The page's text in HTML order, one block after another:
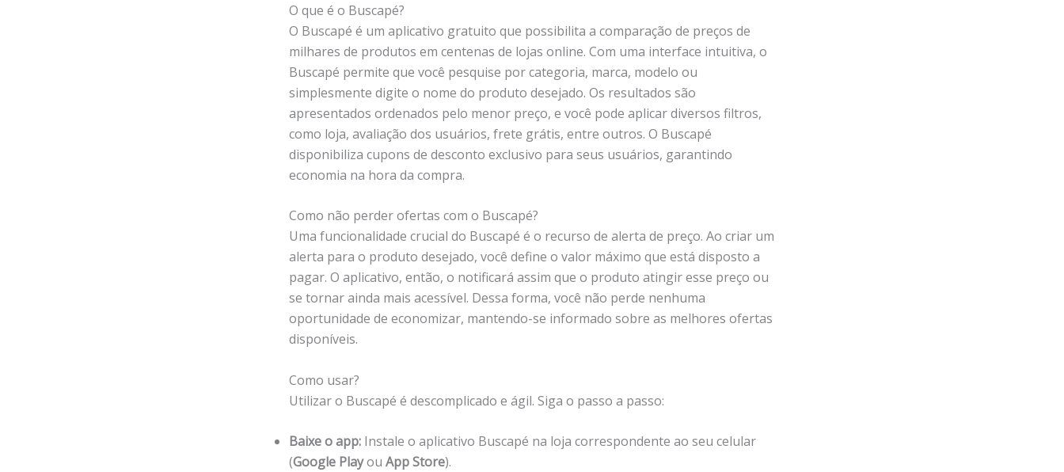
O que é o Buscapé?
O Buscapé é um aplicativo gratuito que possibilita a comparação de preços de
milhares de produtos em centenas de lojas online. Com uma interface intuitiva, o
Buscapé permite que você pesquise por categoria, marca, modelo ou
simplesmente digite o nome do produto desejado. Os resultados são
apresentados ordenados pelo menor preço, e você pode aplicar diversos filtros,
como loja, avaliação dos usuários, frete grátis, entre outros. O Buscapé
disponibiliza cupons de desconto exclusivo para seus usuários, garantindo
economia na hora da compra.
Como não perder ofertas com o Buscapé?
Uma funcionalidade crucial do Buscapé é o recurso de alerta de preço. Ao criar um
alerta para o produto desejado, você define o valor máximo que está disposto a
pagar. O aplicativo, então, o notificará assim que o produto atingir esse preço ou
se tornar ainda mais acessível. Dessa forma, você não perde nenhuma
oportunidade de economizar, mantendo-se informado sobre as melhores ofertas
disponíveis.
Como usar?
Utilizar o Buscapé é descomplicado e ágil. Siga o passo a passo:
Baixe o app: Instale o aplicativo Buscapé na loja correspondente ao seu celular
(Google Playou App Store).